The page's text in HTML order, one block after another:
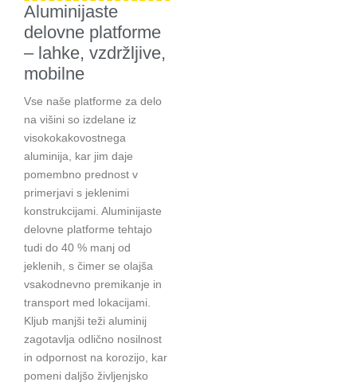
Aluminijaste
delovne platforme
– lahke, vzdržljive,
mobilne
Vse naše platforme za delo
na višini so izdelane iz
visokokakovostnega
aluminija, kar jim daje
pomembno prednost v
primerjavi s jeklenimi
konstrukcijami. Aluminijaste
delovne platforme tehtajo
tudi do 40 % manj od
jeklenih, s čimer se olajša
vsakodnevno premikanje in
transport med lokacijami.
Kljub manjši teži aluminij
zagotavlja odlično nosilnost
in odpornost na korozijo, kar
pomeni daljšo življenjsko